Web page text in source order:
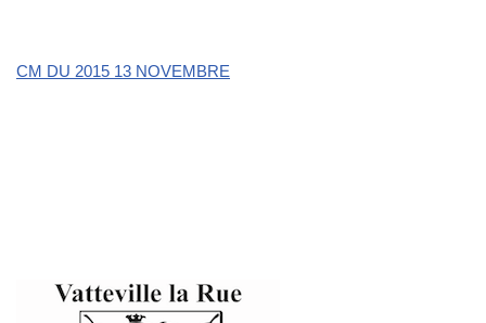
CM DU 2015 13 NOVEMBRE